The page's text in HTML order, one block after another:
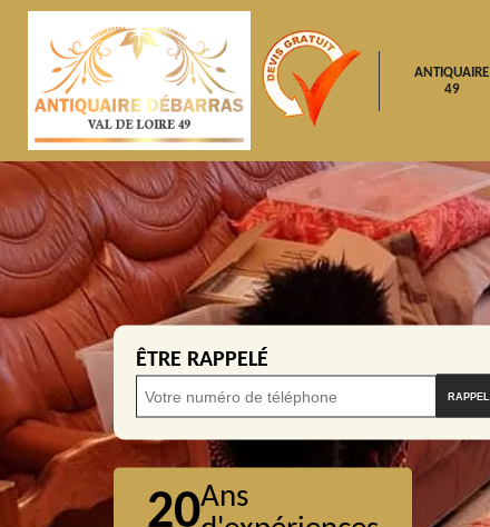
ANTIQUAIRE
49
ÊTRE RAPPELÉ
20Ans